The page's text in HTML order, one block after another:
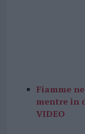
Fiamme
mentre in
VIDEO